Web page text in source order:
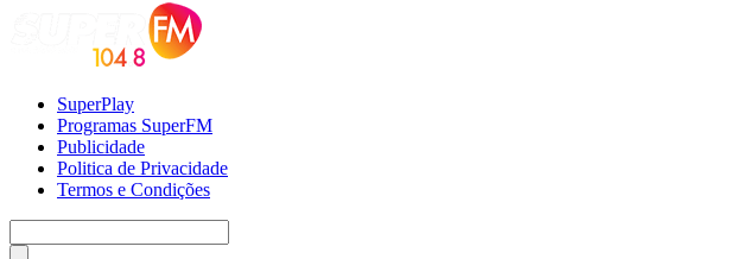
SuperPlay
Programas SuperFM
Publicidade
Politica de Privacidade
Termos e Condições